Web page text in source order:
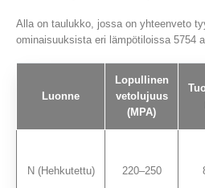
Alla on taulukko, jossa on yhteenveto
ominaisuuksista eri lämpötiloissa 5754
Luonne
Lopullinen
vetolujuus
(MPA)
N (Hehkutettu) 220–250